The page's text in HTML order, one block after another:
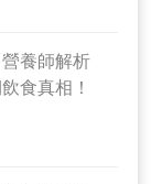
養師解析
食真相！